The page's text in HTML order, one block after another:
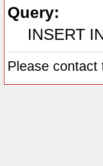
Query:
INSERT
Please contact